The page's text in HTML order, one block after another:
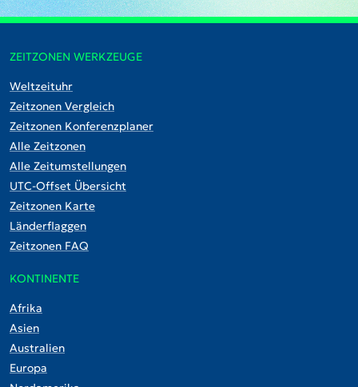
ZEITZONEN WERKZEUGE
Weltzeituhr
Zeitzonen Vergleich
Zeitzonen Konferenzplaner
Alle Zeitzonen
Alle Zeitumstellungen
UTC-Offset Übersicht
Zeitzonen Karte
Länderflaggen
Zeitzonen FAQ
KONTINENTE
Afrika
Asien
Australien
Europa